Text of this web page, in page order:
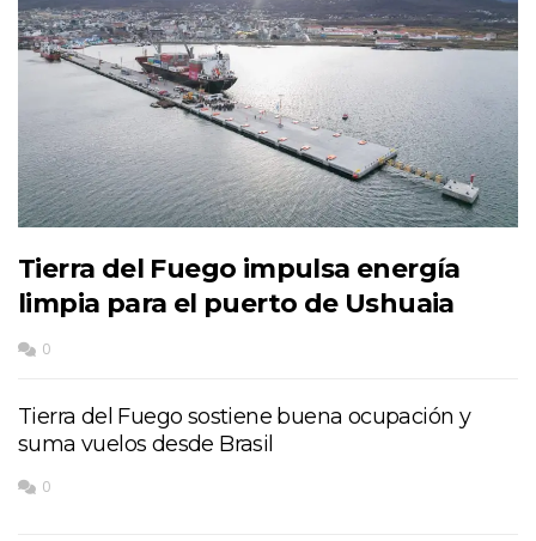
Tierra del Fuego impulsa energía
limpia para el puerto de Ushuaia
0
Tierra del Fuego sostiene buena ocupación y
suma vuelos desde Brasil
0